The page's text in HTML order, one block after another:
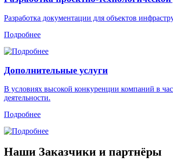
Разработка документации для объектов
Подробнее
Дополнительные услуги
В условиях высокой конкуренции компаний в
деятельности.
Подробнее
Наши Заказчики и партнёры